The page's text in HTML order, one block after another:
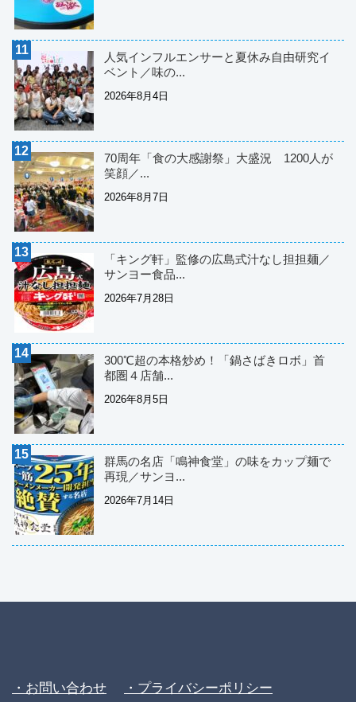
人気インフルエンサーと夏休み自由研究イ
ベント／味の...
2026年8月4日
70周年「食の大感謝祭」大盛況 1200人が
笑顔／...
2026年8月7日
「キング軒」監修の広島式汁なし担担麺／
サンヨー食品...
2026年7月28日
300℃超の本格炒め！「鍋さばきロボ」首
都圏４店舗...
2026年8月5日
群馬の名店「鳴神食堂」の味をカップ麺で
再現／サンヨ...
2026年7月14日
・お問い合わせ ・プライバシーポリシー